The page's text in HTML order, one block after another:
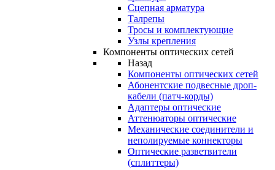
Сцепная арматура
Талрепы
Тросы и комплектующие
Узлы крепления
Компоненты оптических сетей
Назад
Компоненты оптических сетей
Абонентские подвесные дроп-
кабели (патч-корды)
Адаптеры оптические
Аттенюаторы оптические
Механические соединители и
неполируемые коннекторы
Оптические разветвители
(сплиттеры)